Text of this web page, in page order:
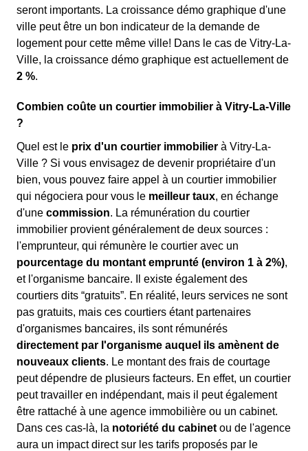
seront importants. La croissance démo graphique d'une
ville peut être un bon indicateur de la demande de
logement pour cette même ville! Dans le cas de Vitry-La-
Ville, la croissance démo graphique est actuellement de
2 %.
Combien coûte un courtier immobilier à Vitry-La-Ville
?
Quel est le prix d'un courtier immobilier à Vitry-La-
Ville ? Si vous envisagez de devenir propriétaire d'un
bien, vous pouvez faire appel à un courtier immobilier
qui négociera pour vous le meilleur taux, en échange
d'une commission. La rémunération du courtier
immobilier provient généralement de deux sources :
l'emprunteur, qui rémunère le courtier avec un
pourcentage du montant emprunté (environ 1 à 2%),
et l'organisme bancaire. Il existe également des
courtiers dits “gratuits”. En réalité, leurs services ne sont
pas gratuits, mais ces courtiers étant partenaires
d'organismes bancaires, ils sont rémunérés
directement par l'organisme auquel ils amènent de
nouveaux clients. Le montant des frais de courtage
peut dépendre de plusieurs facteurs. En effet, un courtier
peut travailler en indépendant, mais il peut également
être rattaché à une agence immobilière ou un cabinet.
Dans ces cas-là, la notoriété du cabinet ou de l'agence
aura un impact direct sur les tarifs proposés par le